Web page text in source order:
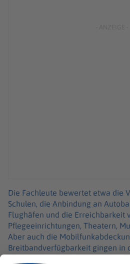
Die Fachleute bewertet etwa die
Schulen, die Anbindung an
Flughäfen und die Erreichbarkeit
Pflegeeinrichtungen, Theatern,
Aber auch die
Breitbandverfügbarkeit gingen in